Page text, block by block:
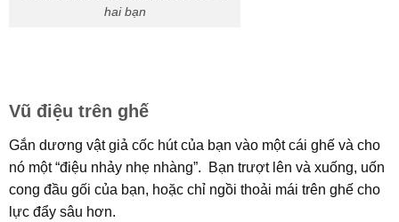
hai bạn
Vũ điệu trên ghế
Gắn dương vật giả cốc hút của bạn vào một cái ghế và cho
nó một “điệu nhảy nhẹ nhàng”. Bạn trượt lên và xuống, uốn
cong đầu gối của bạn, hoặc chỉ ngồi thoải mái trên ghế cho
lực đẩy sâu hơn.